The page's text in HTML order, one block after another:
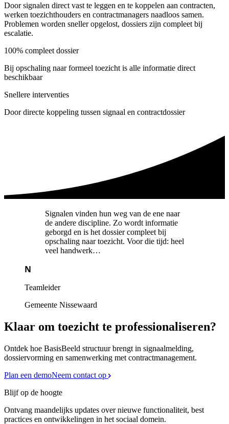
Door signalen direct vast te leggen en te koppelen aan contracten,
werken toezichthouders en contractmanagers naadloos samen.
Problemen worden sneller opgelost, dossiers zijn compleet bij
escalatie.
100% compleet dossier
Bij opschaling naar formeel toezicht is alle informatie direct
beschikbaar
Snellere interventies
Door directe koppeling tussen signaal en contractdossier
Signalen vinden hun weg van de ene naar
de andere discipline. Zo wordt informatie
geborgd en is het dossier compleet bij
opschaling naar toezicht. Voor die tijd: heel
veel handwerk…
N
Teamleider
Gemeente Nissewaard
Klaar om toezicht te professionaliseren?
Ontdek hoe BasisBeeld structuur brengt in signaalmelding,
dossiervorming en samenwerking met contractmanagement.
Plan een demoNeem contact op
Blijf op de hoogte
Ontvang maandelijks updates over nieuwe functionaliteit, best
practices en ontwikkelingen in het sociaal domein.